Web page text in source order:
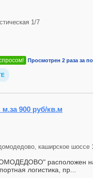
1/7
Просмотрен 2 раза за
м.за 900 руб/кв.м
каширское шоссе
расположен
логистика, пр...